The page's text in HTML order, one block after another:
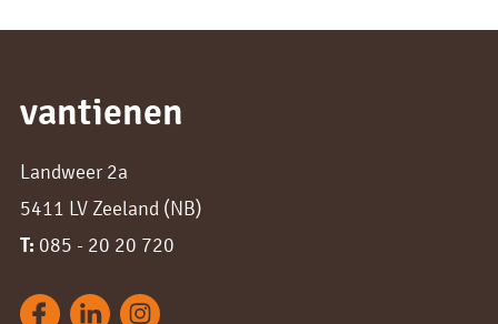
vantienen
Landweer 2a
5411 LV Zeeland (NB)
T: 085 - 20 20 720